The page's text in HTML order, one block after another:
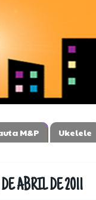
M&P
Ukelele
ABRIL DE 2011